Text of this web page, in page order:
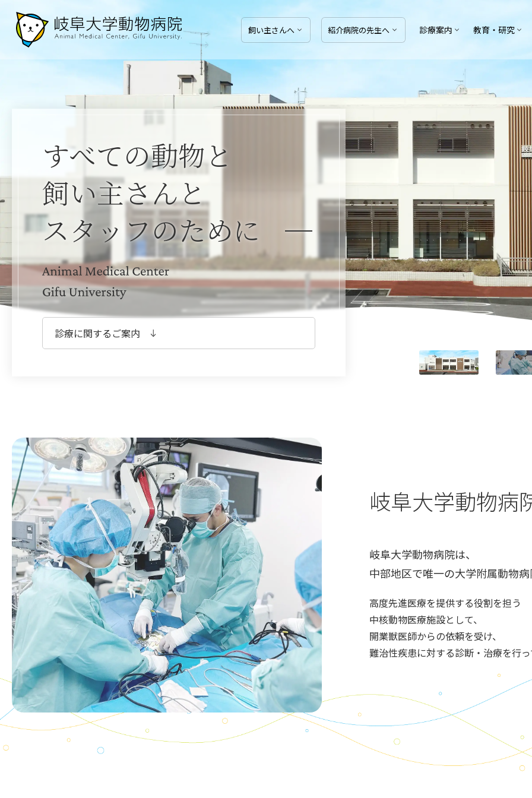
飼い主さんへ 紹介病院の先生へ 診療案内 教育・研究
すべての動物と
飼い主さんと
スタッフのために
診療に関するご案内
岐阜大学動物病
岐阜大学動物病院は、
中部地区で唯一の大学附属動物
高度先進医療を提供する役割を担う
中核動物医療施設として、
開業獣医師からの依頼を受け、
難治性疾患に対する診断・治療を行